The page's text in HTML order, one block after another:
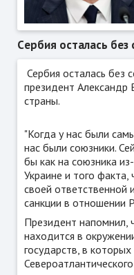
Cербия осталась
Сербия осталась без
президент Александр
страны.
"Когда у нас были
нас были союзники.
бы как на союзника
Украине и того факта,
своей ответственной
санкции в отношении
Президент напомнил,
находится в
государств, в